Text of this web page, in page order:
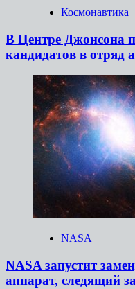
Космонавтика
В Центре Джонсона
кандидатов в отряд
NASA
NASA запустит
аппарат, следящий